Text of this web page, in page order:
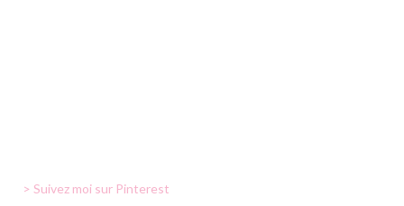
> Suivez moi sur Pinterest